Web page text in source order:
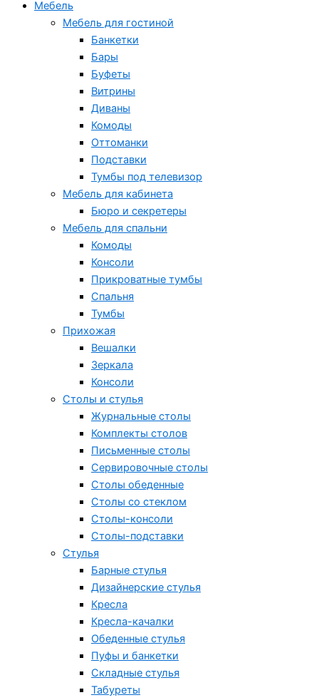
Мебель
Мебель для гостиной
Банкетки
Бары
Буфеты
Витрины
Диваны
Комоды
Оттоманки
Подставки
Тумбы под телевизор
Мебель для кабинета
Бюро и секретеры
Мебель для спальни
Комоды
Консоли
Прикроватные тумбы
Спальня
Тумбы
Прихожая
Вешалки
Зеркала
Консоли
Столы и стулья
Журнальные столы
Комплекты столов
Письменные столы
Сервировочные столы
Столы обеденные
Столы со стеклом
Столы-консоли
Столы-подставки
Стулья
Барные стулья
Дизайнерские стулья
Кресла
Кресла-качалки
Обеденные стулья
Пуфы и банкетки
Складные стулья
Табуреты